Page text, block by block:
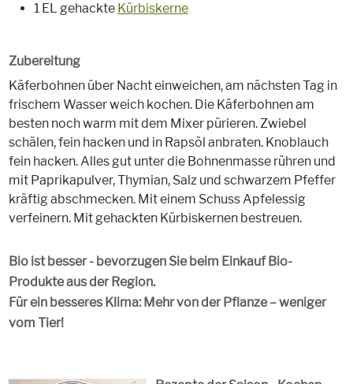
1 EL gehackte Kürbiskerne
Zubereitung
Käferbohnen über Nacht einweichen, am nächsten Tag in
frischem Wasser weich kochen. Die Käferbohnen am
besten noch warm mit dem Mixer pürieren. Zwiebel
schälen, fein hacken und in Rapsöl anbraten. Knoblauch
fein hacken. Alles gut unter die Bohnenmasse rühren und
mit Paprikapulver, Thymian, Salz und schwarzem Pfeffer
kräftig abschmecken. Mit einem Schuss Apfelessig
verfeinern. Mit gehackten Kürbiskernen bestreuen.
Bio ist besser - bevorzugen Sie beim Einkauf Bio-
Produkte aus der Region.
Für ein besseres Klima: Mehr von der Pflanze – weniger
vom Tier!